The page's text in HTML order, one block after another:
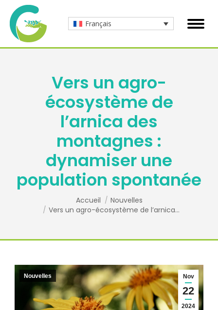
Français
Vers un agro-
écosystème de
l’arnica des
montagnes :
dynamiser une
population spontanée
Accueil
Nouvelles
Vers un agro-écosystème de l’arnica…
Nov
22
2024
Nouvelles